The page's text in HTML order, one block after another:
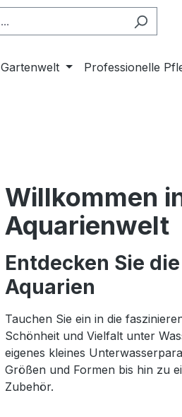
Gartenwelt Professionelle
Willkommen
Aquarienwelt
Entdecken Sie
Aquarien
Tauchen Sie ein in die
Schönheit und Vielfalt unter
eigenes kleines
Größen und Formen bis hin zu
Zubehör.